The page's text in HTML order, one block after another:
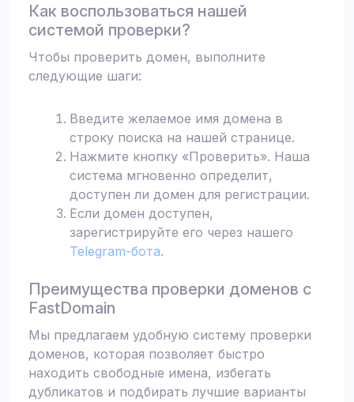
Как воспользоваться нашей
системой проверки?
Чтобы проверить домен, выполните
следующие шаги:
Введите желаемое имя домена в
строку поиска на нашей странице.
Нажмите кнопку «Проверить». Наша
система мгновенно определит,
доступен ли домен для регистрации.
Если домен доступен,
зарегистрируйте его через нашего
Telegram-бота.
Преимущества проверки доменов с
FastDomain
Мы предлагаем удобную систему проверки
доменов, которая позволяет быстро
находить свободные имена, избегать
дубликатов и подбирать лучшие варианты